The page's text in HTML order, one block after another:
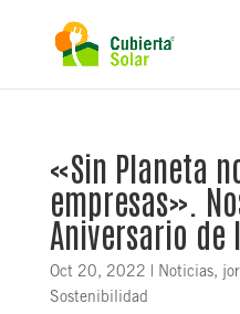
«Sin Planeta
empresas».
Aniversario de
Oct 20, 2022 | Noticias,
Sostenibilidad